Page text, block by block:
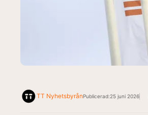
TT NyhetsbyrånPublicerad:25 juni 2026